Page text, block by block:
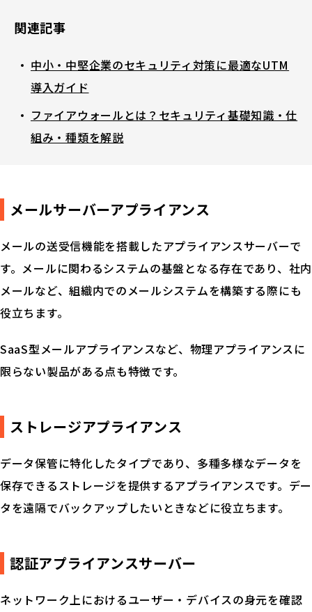
関連記事
中小・中堅企業のセキュリティ対策に最適なUTM
導入ガイド
ファイアウォールとは？セキュリティ基礎知識・仕
組み・種類を解説
メールサーバーアプライアンス
メールの送受信機能を搭載したアプライアンスサーバーで
す。メールに関わるシステムの基盤となる存在であり、社内
メールなど、組織内でのメールシステムを構築する際にも
役立ちます。
SaaS型メールアプライアンスなど、物理アプライアンスに
限らない製品がある点も特徴です。
ストレージアプライアンス
データ保管に特化したタイプであり、多種多様なデータを
保存できるストレージを提供するアプライアンスです。デー
タを遠隔でバックアップしたいときなどに役立ちます。
認証アプライアンスサーバー
ネットワーク上におけるユーザー・デバイスの身元を確認